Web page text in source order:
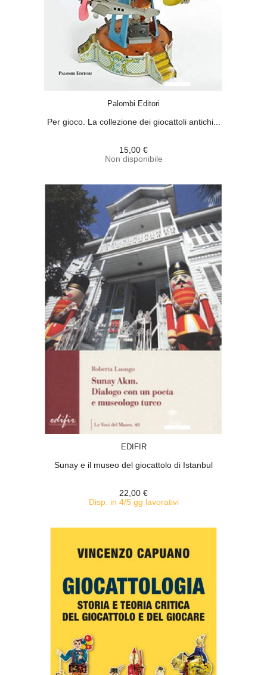
Palombi Editori
Per gioco. La collezione dei giocattoli antichi...
15,00 €
Non disponibile
EDIFIR
Sunay e il museo del giocattolo di Istanbul
22,00 €
Disp. in 4/5 gg lavorativi